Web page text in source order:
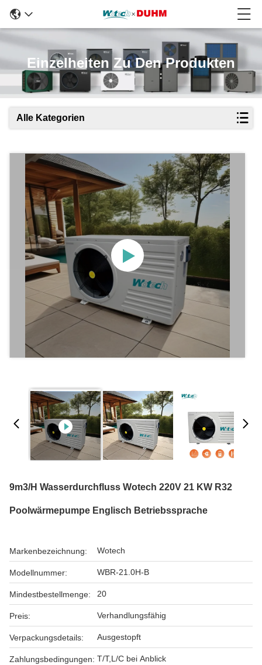
Einzelheiten Zu Den Produkten
Alle Kategorien
9m3/h Wasserdurchfluss Wotech 220V 21 KW R32
Poolwärmepumpe Englisch Betriebssprache
Markenbezeichnung: Wotech
Modellnummer: WBR-21.0H-B
Mindestbestellmenge: 20
Preis: Verhandlungsfähig
Verpackungsdetails: Ausgestopft
Zahlungsbedingungen: T/T,L/C bei Anblick